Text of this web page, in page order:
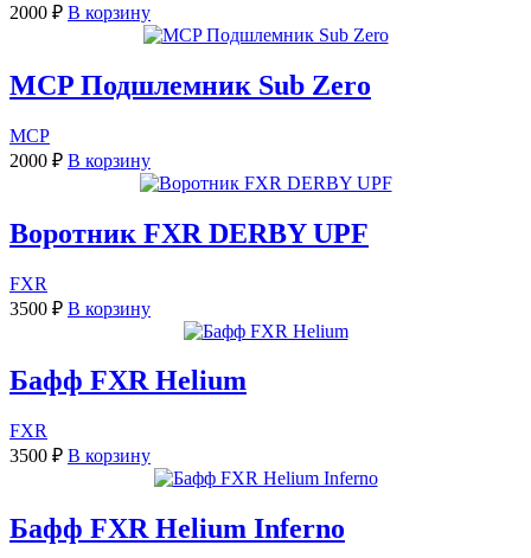
2000 ₽ В корзину
MCP Подшлемник Sub Zero
MCP
2000 ₽ В корзину
Воротник FXR DERBY UPF
FXR
3500 ₽ В корзину
Бафф FXR Helium
FXR
3500 ₽ В корзину
Бафф FXR Helium Inferno